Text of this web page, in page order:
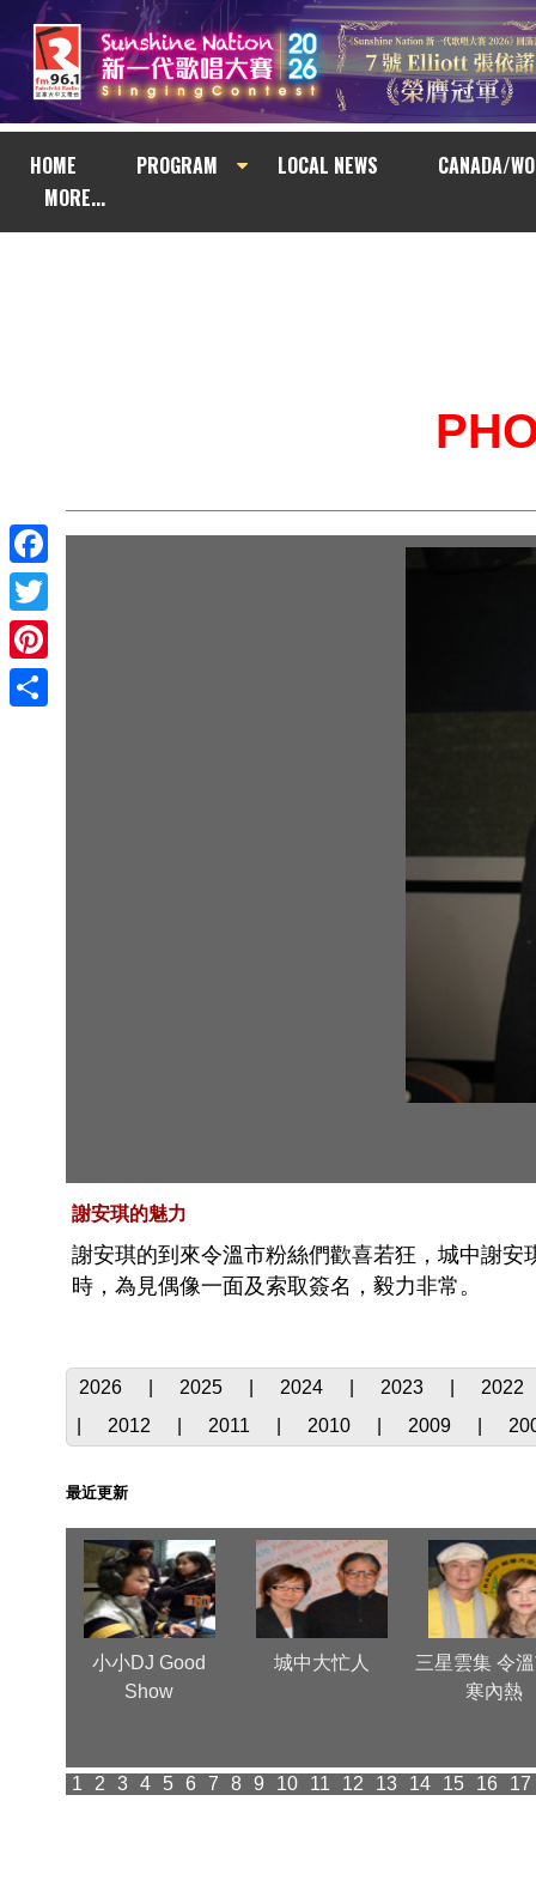
HOME PROGRAM LOCAL NEWS
CANADA/
MORE...
Facebook
Twitter
Pinterest
謝安琪的魅力
謝安琪的到來令溫市粉絲們歡喜若狂，城中謝
時，為見偶像一面及索取簽名，毅力非常。
2026 2025 2024 2023
2022
2012 2011 2010 2009
最近更新
小小DJ Good
Show
城中大忙人
三星雲集 令
寒內熱
1 2 3 4 5 6 7 8 9 10 11 12 13 14 15 16 17